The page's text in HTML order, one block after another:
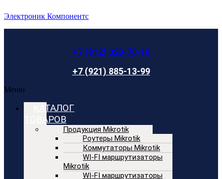
Электроник Компонентс
+7 (812) 320-70-10
+7 (921) 885-13-99
Меню
КАТАЛОГ
ТОВАРОВ
Продукция Mikrotik
Роутеры Mikrotik
Коммутаторы Mikrotik
WI-FI маршрутизаторы
Mikrotik
WI-FI маршрутизаторы